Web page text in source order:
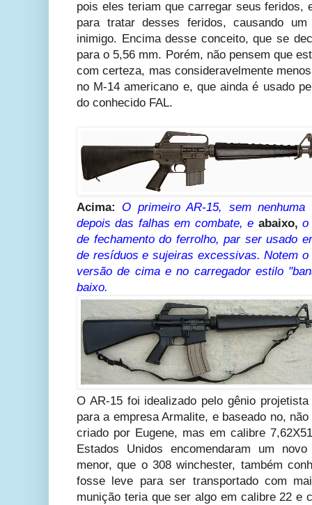
pois eles teriam que carregar seus feridos,
para tratar desses feridos, causando
inimigo. Encima desse conceito, que se
para o 5,56 mm. Porém, não pensem que
com certeza, mas consideravelmente
no M-14 americano e, que ainda é usado
do conhecido FAL.
Acima:
O primeiro AR-15, sem
depois das falhas em combate, e abaixo, o
de fechamento do ferrolho, par ser usado
de resíduos e sujeiras excessivas. Notem
versão de cima e no carregador estilo
baixo.
O AR-15 foi idealizado pelo gênio
para a empresa Armalite, e baseado no,
criado por Eugene, mas em calibre
Estados Unidos encomendaram um
menor, que o 308 winchester, também
fosse leve para ser transportado com
munição teria que ser algo em calibre 22 e